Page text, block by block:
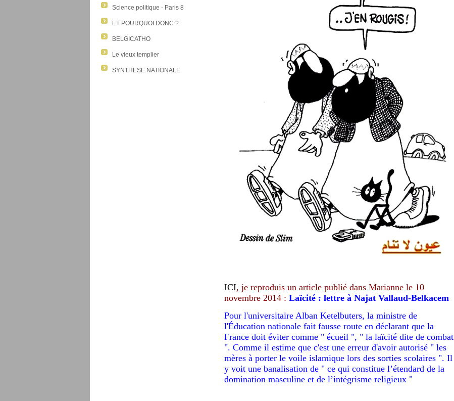
Science politique - Paris 8
ET POURQUOI DONC ?
BELGICATHO
Le vieux templier
SYNTHESE NATIONALE
ICI, je reproduis un article publié dans Marianne le 10
novembre 2014 : Laïcité : lettre à Najat Vallaud-Belkacem
Pour l'universitaire Alban Ketelbuters, la ministre de
l'Éducation nationale fait fausse route en déclarant que la
France doit éviter comme " écueil ", " la laïcité dite de combat
". Comme il estime que c'est une erreur d'avoir autorisé " les
mères à porter le voile islamique lors des sorties scolaires ". Il
y voit une banalisation de " ce qui constitue l’étendard de la
domination masculine et de l’intégrisme religieux "